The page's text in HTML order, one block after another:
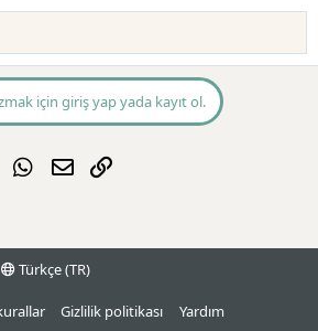
için giriş yap yada kayıt ol.
TumblrWhatsApp
E-posta
Türkçe (TR)
Gizlilik politikası
Yardım